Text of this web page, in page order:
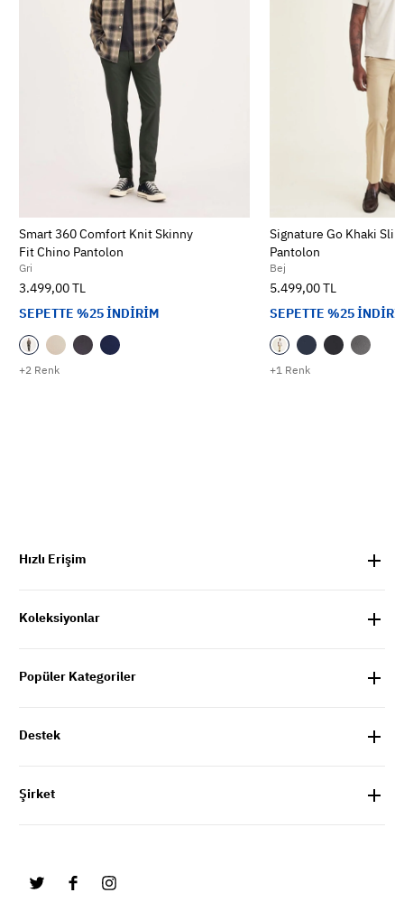
+2 Renk
Smart 360 Comfort Knit Skinny
Fit Chino Pantolon
Gri
3.499,00 TL
SEPETTE %25 İNDİRİM
+1 Renk
Signature Go Khaki
Pantolon
Bej
5.499,00 TL
SEPETTE %25
Hızlı Erişim
Koleksiyonlar
Popüler Kategoriler
Destek
Şirket